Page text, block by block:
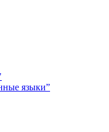
языки”